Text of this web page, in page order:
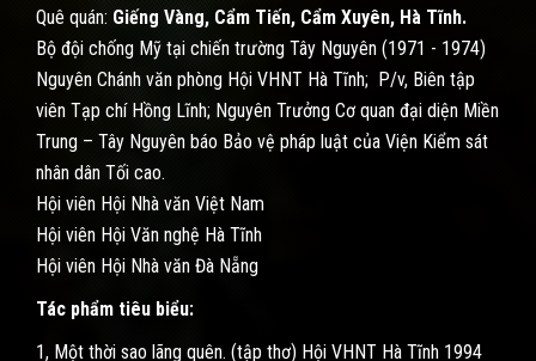
Quê quán: Giếng Vàng, Cẩm Tiến, Cẩm Xuyên, Hà Tĩnh.
Bộ đội chống Mỹ tại chiến trường Tây Nguyên (1971 - 1974)
Nguyên Chánh văn phòng Hội VHNT Hà Tĩnh; P/v, Biên tập
viên Tạp chí Hồng Lĩnh; Nguyên Trưởng Cơ quan đại diện Miền
Trung – Tây Nguyên báo Bảo vệ pháp luật của Viện Kiểm sát
nhân dân Tối cao.
Hội viên Hội Nhà văn Việt Nam
Hội viên Hội Văn nghệ Hà Tĩnh
Hội viên Hội Nhà văn Đà Nẵng
Tác phẩm tiêu biểu:
1, Một thời sao lãng quên. (tập thơ) Hội VHNT Hà Tĩnh 1994